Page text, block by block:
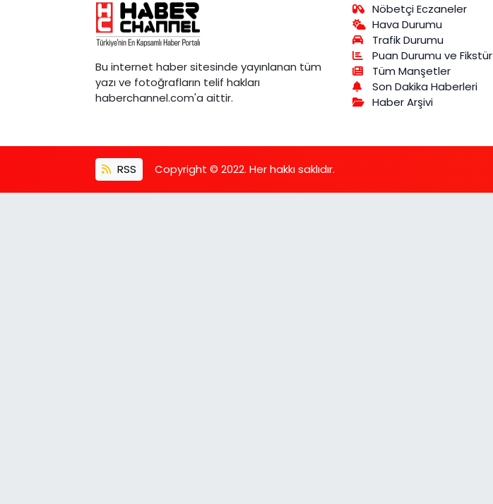
Bu internet haber sitesinde yayınlanan tüm
yazı ve fotoğrafların telif hakları
haberchannel.com'a aittir.
Nöbetçi Eczaneler
Hava Durumu
Trafik Durumu
Puan Durumu ve Fikstür
Tüm Manşetler
Son Dakika Haberleri
Haber Arşivi
RSS Copyright © 2022. Her hakkı saklıdır.